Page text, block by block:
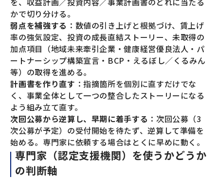
かで切り分ける。
弱点を補強する ：数値の引き上げと根拠づけ、賃上げ
率の強気設定、投資の成長直結ストーリー、未取得の
加点項目（地域未来牽引企業・健康経営優良法人・パ
ートナーシップ構築宣言・BCP・えるぼし／くるみん
等）の取得を進める。
計画書を作り直す ：指摘箇所を個別に直すだけでな
く、事業全体として一つの整合したストーリーになる
よう組み立て直す。
次回公募から逆算し、早期に着手する ：次回公募（3
次公募が予定）の受付開始を待たず、逆算して準備を
始める。専門家に依頼する場合はとくに早めに動く。
専門家（認定支援機関）を使うかどうか
の判断軸